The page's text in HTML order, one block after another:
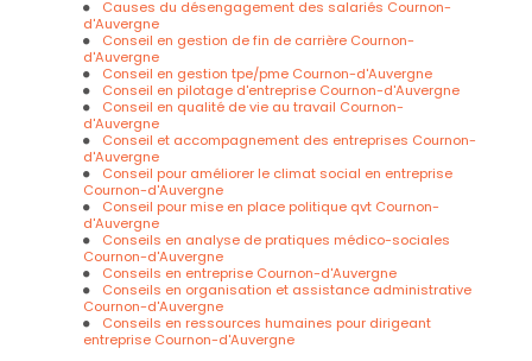
Causes du désengagement des salariés Cournon-
d'Auvergne
Conseil en gestion de fin de carrière Cournon-
d'Auvergne
Conseil en gestion tpe/pme Cournon-d'Auvergne
Conseil en pilotage d'entreprise Cournon-d'Auvergne
Conseil en qualité de vie au travail Cournon-
d'Auvergne
Conseil et accompagnement des entreprises Cournon-
d'Auvergne
Conseil pour améliorer le climat social en entreprise
Cournon-d'Auvergne
Conseil pour mise en place politique qvt Cournon-
d'Auvergne
Conseils en analyse de pratiques médico-sociales
Cournon-d'Auvergne
Conseils en entreprise Cournon-d'Auvergne
Conseils en organisation et assistance administrative
Cournon-d'Auvergne
Conseils en ressources humaines pour dirigeant
entreprise Cournon-d'Auvergne